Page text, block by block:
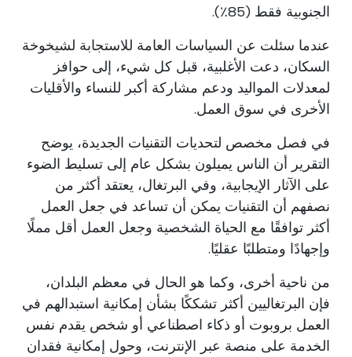
الجنوبية فقط (85٪).
عندما سئلت عن السياسات العامة للاستجابة لشيخوخة
السكان، دعت الأغلبية، قبل كل شيء، إلى حوافز
لمعدلات المواليد ودعم مشاركة أكبر للنساء والأقليات
الأخرى في سوق العمل.
في فصل مخصص لتحديات التقنيات الجديدة، يوضح
التقرير أن الناس يميلون بشكل عام إلى تسليط الضوء
على الآثار الإيجابية، وفي البرتغال، يعتقد أكثر من
نصفهم أن التقنيات يمكن أن تساعد في جعل العمل
أكثر توافقًا مع الحياة الشخصية وجعل العمل أقل مملًا
وإجهادًا ومتطلبًا عقليًا.
من ناحية أخرى، وكما هو الحال في معظم البلدان،
فإن البرتغاليين أكثر تشككًا بشأن إمكانية استبدالهم في
العمل بروبوت أو ذكاء اصطناعي أو شخص يقدم نفس
الخدمة على منصة عبر الإنترنت، وحول إمكانية فقدان